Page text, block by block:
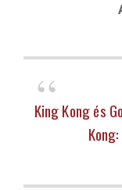
King Kong és